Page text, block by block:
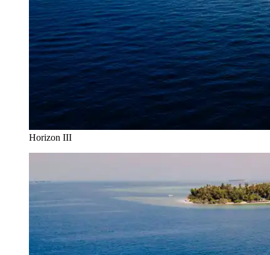
Horizon III